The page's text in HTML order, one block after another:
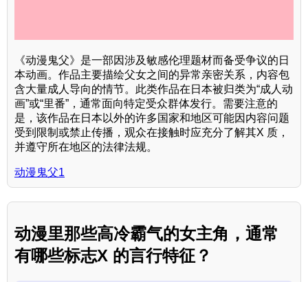
《动漫鬼父》是一部因涉及敏感伦理题材而备受争议的日
本动画。作品主要描绘父女之间的异常亲密关系，内容包
含大量成人导向的情节。此类作品在日本被归类为“成人动
画”或“里番”，通常面向特定受众群体发行。需要注意的
是，该作品在日本以外的许多国家和地区可能因内容问题
受到限制或禁止传播，观众在接触时应充分了解其X 质，
并遵守所在地区的法律法规。
动漫鬼父1
动漫里那些高冷霸气的女主角，通常
有哪些标志X 的言行特征？